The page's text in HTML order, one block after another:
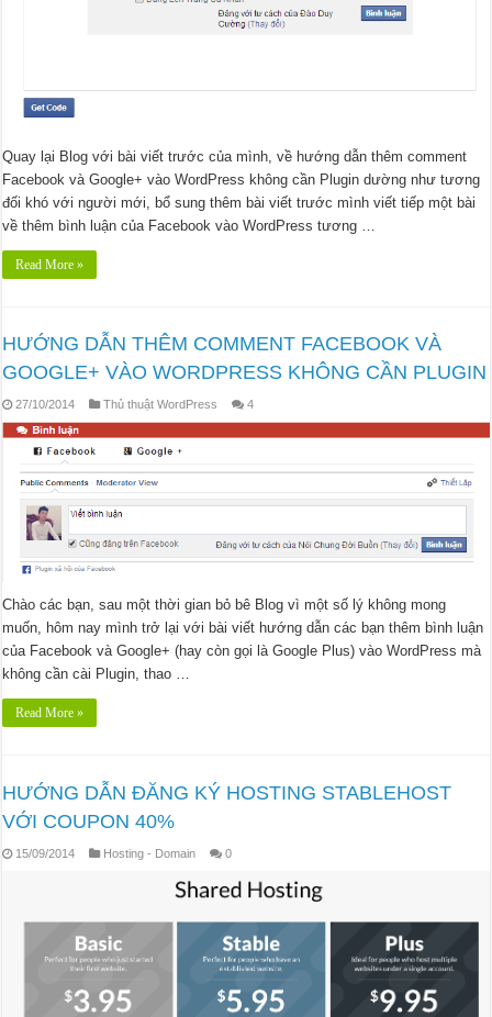
Quay lại Blog với bài viết trước của mình, về hướng dẫn thêm comment
Facebook và Google+ vào WordPress không cần Plugin dường như tương
đối khó với người mới, bổ sung thêm bài viết trước mình viết tiếp một bài
về thêm bình luận của Facebook vào WordPress tương …
Read More »
HƯỚNG DẪN THÊM COMMENT FACEBOOK VÀ
GOOGLE+ VÀO WORDPRESS KHÔNG CẦN PLUGIN
27/10/2014 Thủ thuật WordPress 4
Chào các bạn, sau một thời gian bỏ bê Blog vì một số lý không mong
muốn, hôm nay mình trở lại với bài viết hướng dẫn các bạn thêm bình luận
của Facebook và Google+ (hay còn gọi là Google Plus) vào WordPress mà
không cần cài Plugin, thao …
Read More »
HƯỚNG DẪN ĐĂNG KÝ HOSTING STABLEHOST
VỚI COUPON 40%
15/09/2014 Hosting - Domain 0